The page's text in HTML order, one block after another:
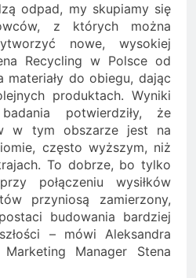
odpad, my skupiamy się
z których można
nowe, wysokiej
Recycling w Polsce od
do obiegu, dając
produktach. Wyniki
potwierdziły, że
w tym obszarze jest na
często wyższym, niż
To dobrze, bo tylko
połączeniu wysiłków
przyniosą zamierzony,
budowania bardziej
– mówi Aleksandra
Manager Stena